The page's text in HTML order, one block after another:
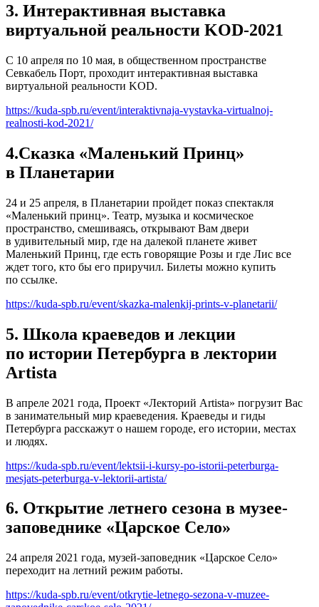
3. Интерактивная выставка
виртуальной реальности KOD-2021
С 10 апреля по 10 мая, в общественном пространстве
Севкабель Порт, проходит интерактивная выставка
виртуальной реальности KOD.
https://kuda-spb.ru/event/interaktivnaja-vystavka-virtualnoj-
realnosti-kod-2021/
4.Сказка «Маленький Принц»
в Планетарии
24 и 25 апреля, в Планетарии пройдет показ спектакля
«Маленький принц». Театр, музыка и космическое
пространство, смешиваясь, открывают Вам двери
в удивительный мир, где на далекой планете живет
Маленький Принц, где есть говорящие Розы и где Лис все
ждет того, кто бы его приручил. Билеты можно купить
по ссылке.
https://kuda-spb.ru/event/skazka-malenkij-prints-v-planetarii/
5. Школа краеведов и лекции
по истории Петербурга в лектории
Artista
В апреле 2021 года, Проект «Лекторий Artista» погрузит Вас
в занимательный мир краеведения. Краеведы и гиды
Петербурга расскажут о нашем городе, его истории, местах
и людях.
https://kuda-spb.ru/event/lektsii-i-kursy-po-istorii-peterburga-
mesjats-peterburga-v-lektorii-artista/
6. Открытие летнего сезона в музее-
заповеднике «Царское Село»
24 апреля 2021 года, музей-заповедник «Царское Село»
переходит на летний режим работы.
https://kuda-spb.ru/event/otkrytie-letnego-sezona-v-muzee-